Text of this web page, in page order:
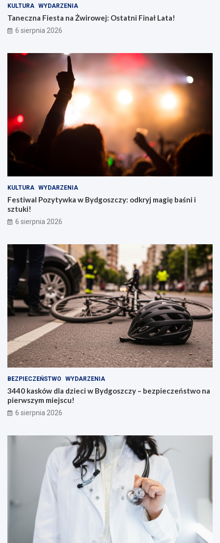
KULTURA WYDARZENIA
Taneczna Fiesta na Żwirowej: Ostatni Finał Lata!
6 sierpnia 2026
KULTURA WYDARZENIA
Festiwal Pozytywka w Bydgoszczy: odkryj magię baśni i
sztuki!
6 sierpnia 2026
BEZPIECZEŃSTWO WYDARZENIA
3440 kasków dla dzieci w Bydgoszczy – bezpieczeństwo na
pierwszym miejscu!
6 sierpnia 2026